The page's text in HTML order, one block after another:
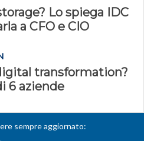
Lo spiega IDC
a CFO e CIO
transformation?
6 aziende
sempre aggiornato: